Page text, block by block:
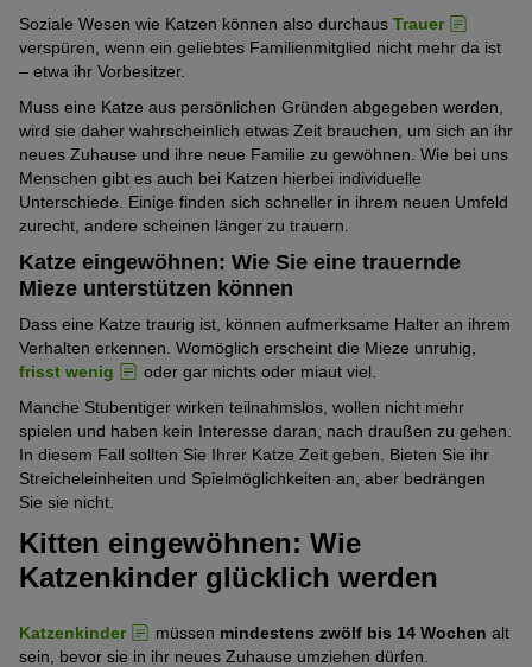
Soziale Wesen wie Katzen können also durchaus Trauer
verspüren, wenn ein geliebtes Familienmitglied nicht mehr da ist
– etwa ihr Vorbesitzer.
Muss eine Katze aus persönlichen Gründen abgegeben werden,
wird sie daher wahrscheinlich etwas Zeit brauchen, um sich an ihr
neues Zuhause und ihre neue Familie zu gewöhnen. Wie bei uns
Menschen gibt es auch bei Katzen hierbei individuelle
Unterschiede. Einige finden sich schneller in ihrem neuen Umfeld
zurecht, andere scheinen länger zu trauern.
Katze eingewöhnen: Wie Sie eine trauernde
Mieze unterstützen können
Dass eine Katze traurig ist, können aufmerksame Halter an ihrem
Verhalten erkennen. Womöglich erscheint die Mieze unruhig,
frisst wenig
oder gar nichts oder miaut viel.
Manche Stubentiger wirken teilnahmslos, wollen nicht mehr
spielen und haben kein Interesse daran, nach draußen zu gehen.
In diesem Fall sollten Sie Ihrer Katze Zeit geben. Bieten Sie ihr
Streicheleinheiten und Spielmöglichkeiten an, aber bedrängen
Sie sie nicht.
Kitten eingewöhnen: Wie
Katzenkinder glücklich werden
Katzenkinder müssen mindestens zwölf bis 14 Wochen alt
sein, bevor sie in ihr neues Zuhause umziehen dürfen.